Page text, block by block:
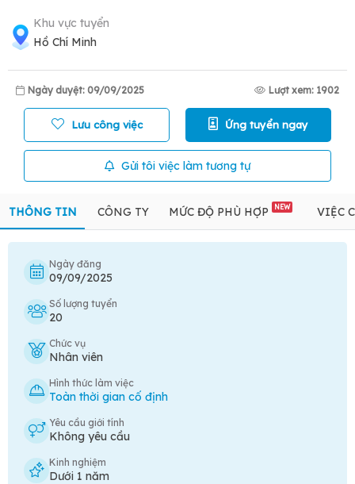
Khu vực tuyển
Hồ Chí Minh
Ngày duyệt: 09/09/2025 Lượt xem: 1902
Lưu công việc Ứng tuyển ngay
Gửi tôi việc làm tương tự
THÔNG TIN CÔNG TY MỨC ĐỘ PHÙ HỢP NEW VIỆC
Ngày đăng
09/09/2025
Số lượng tuyển
20
Chức vụ
Nhân viên
Hình thức làm việc
Toàn thời gian cố định
Yêu cầu giới tính
Không yêu cầu
Kinh nghiệm
Dưới 1 năm